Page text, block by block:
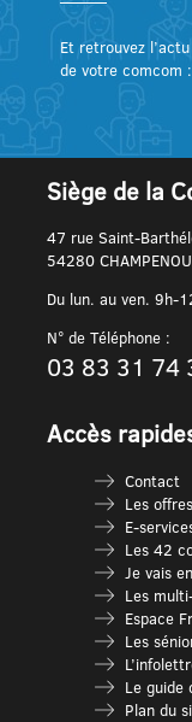
Et retrouvez l’actu
de votre comcom :
Siège de la
47 rue Saint-
54280
Du lun. au ven. 9h-
N° de Téléphone :
03 83 31 74
Accès
Contact
Les
E-
Les 42
Je vais
Les
Espace
Les
Le guide
Plan du